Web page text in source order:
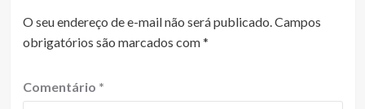
O seu endereço de e-mail não será publicado.Campos
obrigatórios são marcados com*
Comentário *